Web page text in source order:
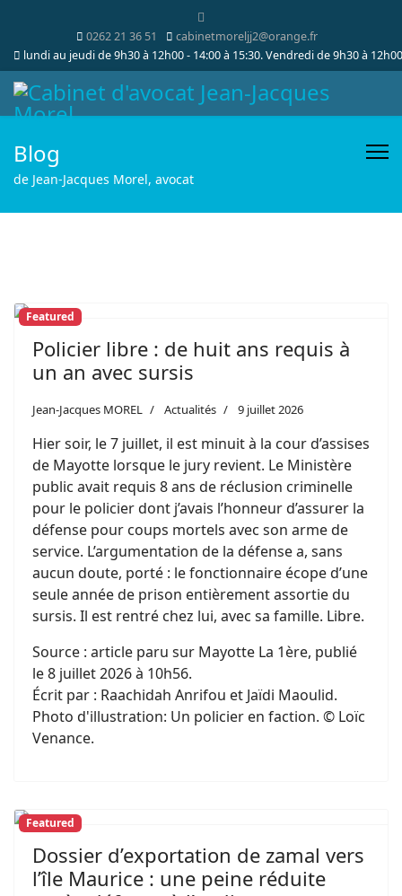
0262 21 36 51
cabinetmoreljj2@orange.fr
lundi au jeudi de 9h30 à 12h00 - 14:00 à 15:30. Vendredi de 9h30 à 12h00
Blog
de Jean-Jacques Morel, avocat
Featured
Policier libre : de huit ans requis à
un an avec sursis
Jean-Jacques MOREL Actualités 9 juillet 2026
Hier soir, le 7 juillet, il est minuit à la cour d’assises
de Mayotte lorsque le jury revient. Le Ministère
public avait requis 8 ans de réclusion criminelle
pour le policier dont j’avais l’honneur d’assurer la
défense pour coups mortels avec son arme de
service. L’argumentation de la défense a, sans
aucun doute, porté : le fonctionnaire écope d’une
seule année de prison entièrement assortie du
sursis. Il est rentré chez lui, avec sa famille. Libre.
Source : article paru sur Mayotte La 1ère, publié
le 8 juillet 2026 à 10h56.
Écrit par : Raachidah Anrifou et Jaïdi Maoulid.
Photo d'illustration: Un policier en faction. © Loïc
Venance.
Featured
Dossier d’exportation de zamal vers
l’île Maurice : une peine réduite